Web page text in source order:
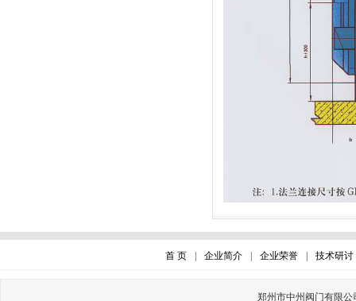
首 页 企业简介 企业荣誉 技术研讨
郑州市中州阀门有限公